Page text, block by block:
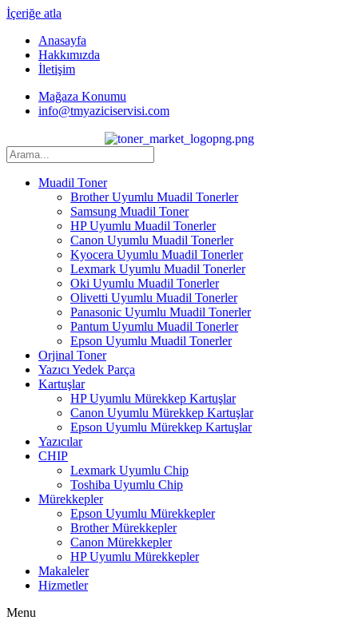
İçeriğe atla
Anasayfa
Hakkımızda
İletişim
Mağaza Konumu
info@tmyaziciservisi.com
Muadil Toner
Brother Uyumlu Muadil Tonerler
Samsung Muadil Toner
HP Uyumlu Muadil Tonerler
Canon Uyumlu Muadil Tonerler
Kyocera Uyumlu Muadil Tonerler
Lexmark Uyumlu Muadil Tonerler
Oki Uyumlu Muadil Tonerler
Olivetti Uyumlu Muadil Tonerler
Panasonic Uyumlu Muadil Tonerler
Pantum Uyumlu Muadil Tonerler
Epson Uyumlu Muadil Tonerler
Orjinal Toner
Yazıcı Yedek Parça
Kartuşlar
HP Uyumlu Mürekkep Kartuşlar
Canon Uyumlu Mürekkep Kartuşlar
Epson Uyumlu Mürekkep Kartuşlar
Yazıcılar
CHIP
Lexmark Uyumlu Chip
Toshiba Uyumlu Chip
Mürekkepler
Epson Uyumlu Mürekkepler
Brother Mürekkepler
Canon Mürekkepler
HP Uyumlu Mürekkepler
Makaleler
Hizmetler
Menu